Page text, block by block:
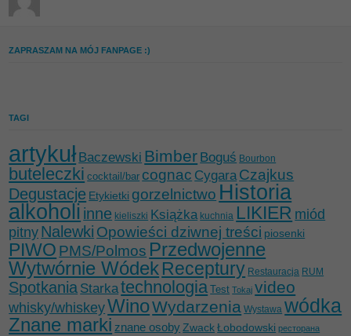
ZAPRASZAM NA MÓJ FANPAGE :)
TAGI
artykułBaczewski Bimber Boguś Bourbon
buteleczki cocktail/bar cognac CygaraCzajkus
Degustacje Etykietki gorzelnictwo Historia
alkoholi inne kieliszki Książka kuchnia LIKIER miód
pitny Nalewki Opowieści dziwnej treści piosenki
PIWO PMS/Polmos Przedwojenne
Wytwórnie WódekReceptury Restauracja RUM
Spotkania Starkatechnologia Test Tokaj video
whisky/whiskeyWinoWydarzenia Wystawa wódka
Znane marki znane osoby Zwack Łobodowski ресторана